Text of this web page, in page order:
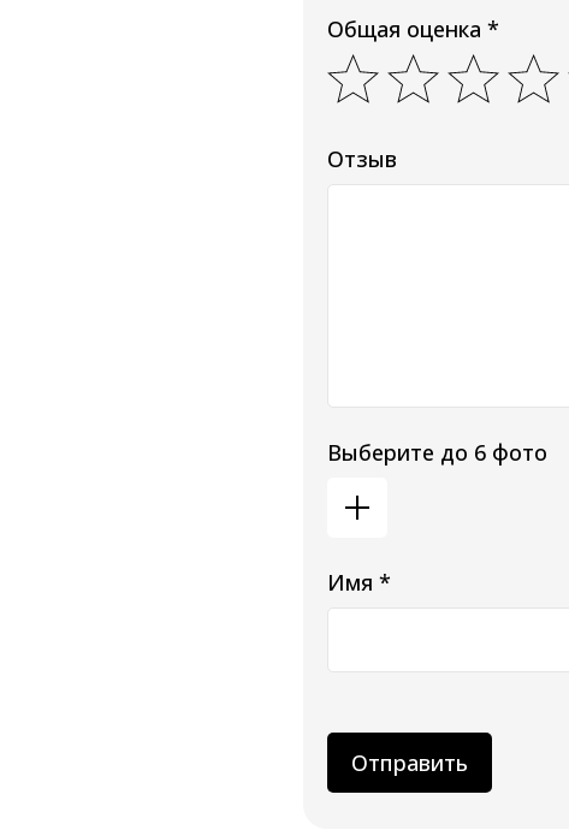
Общая оценка *
Отзыв
Выберите до 6 фото
Имя *
Отправить